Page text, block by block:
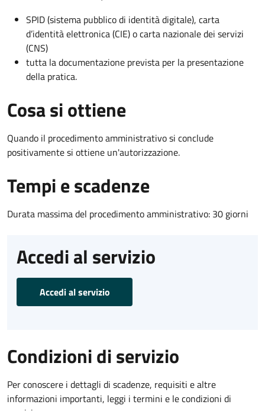
SPID (sistema pubblico di identità digitale), carta
d’identità elettronica (CIE) o carta nazionale dei servizi
(CNS)
tutta la documentazione prevista per la presentazione
della pratica.
Cosa si ottiene
Quando il procedimento amministrativo si conclude
positivamente si ottiene un'autorizzazione.
Tempi e scadenze
Durata massima del procedimento amministrativo: 30 giorni
Accedi al servizio
Accedi al servizio
Condizioni di servizio
Per conoscere i dettagli di scadenze, requisiti e altre
informazioni importanti, leggi i termini e le condizioni di